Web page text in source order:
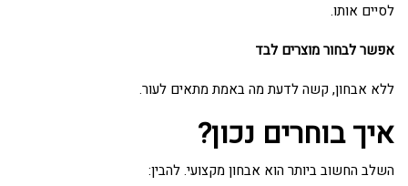
לסיים אותו.
אפשר לבחור מוצרים לבד
ללא אבחון, קשה לדעת מה באמת מתאים לעור.
איך בוחרים נכון?
השלב החשוב ביותר הוא אבחון מקצועי. להבין: